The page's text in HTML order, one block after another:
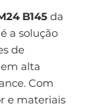
B145 da
a solução
de
alta
Com
e materiais